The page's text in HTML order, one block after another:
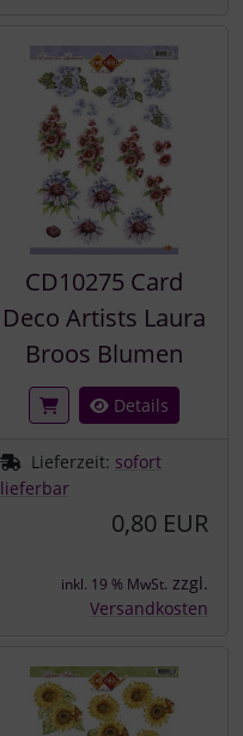
CD10275 Card
Deco Artists Laura
Broos Blumen
Details
Lieferzeit: sofort
lieferbar
0,80 EUR
inkl. 19 % MwSt. zzgl.
Versandkosten